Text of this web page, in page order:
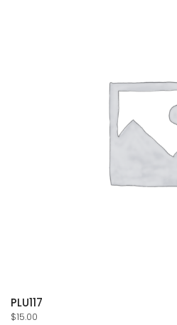
PLU117
$15.00